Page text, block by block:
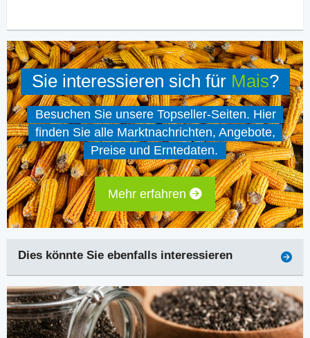
Sie interessieren sich für Mais?
Besuchen Sie unsere Topseller-Seiten. Hier
finden Sie alle Marktnachrichten, Angebote,
Preise und Erntedaten.
Mehr erfahren
Dies könnte Sie ebenfalls interessieren